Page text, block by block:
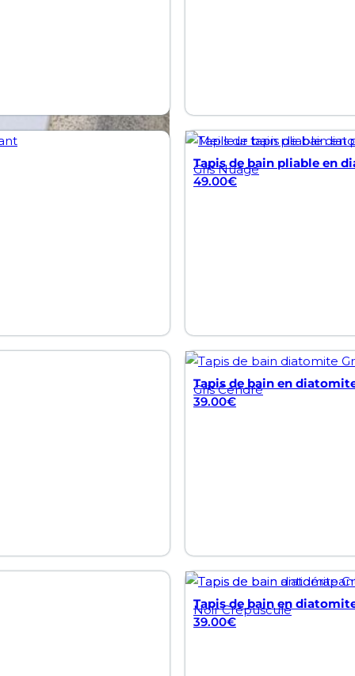
Tapis de bain pliable en
Gris Nuage
49.00€
Tapis de bain en
Gris Cendré
39.00€
Tapis de bain en
Noir Crépuscule
39.00€